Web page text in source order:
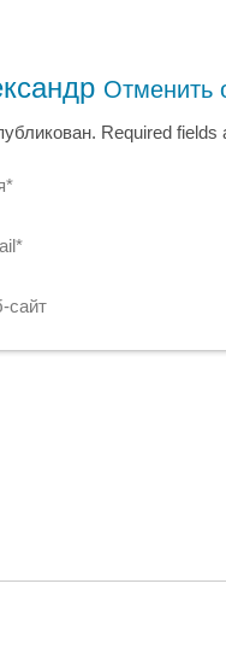
Отменить
Required
*
*
сайт